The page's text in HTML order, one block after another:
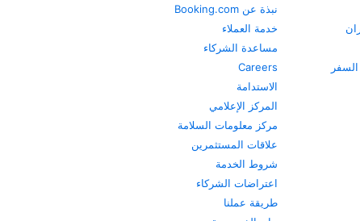
نبذة عن Booking.com
خدمة العملاء
مساعدة الشركاء
Careers
الاستدامة
المركز الإعلامي
مركز معلومات السلامة
علاقات المستثمرين
شروط الخدمة
اعتراضات الشركاء
طريقة عملنا